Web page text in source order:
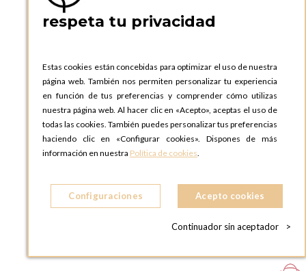
AÑADIR A LA CESTA
Silla Montaigne rejilla
respeta tu privacidad
Estas cookies están concebidas para optimizar el uso de nuestra
página web. También nos permiten personalizar tu experiencia
en función de tus preferencias y comprender cómo utilizas
nuestra página web. Al hacer clic en «Acepto», aceptas el uso de
todas las cookies. También puedes personalizar tus preferencias
haciendo clic en «Configurar cookies». Dispones de más
información en nuestra Política de cookies.
Configuraciones Acepto cookies
Continuador sin aceptador >